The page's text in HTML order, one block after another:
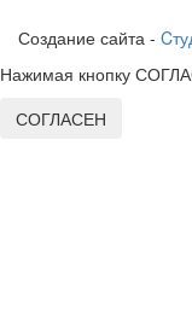
Создание сайта -
Нажимая кнопку
СОГЛАСЕН